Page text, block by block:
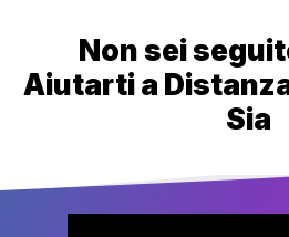
Non sei
Aiutarti a
Sia